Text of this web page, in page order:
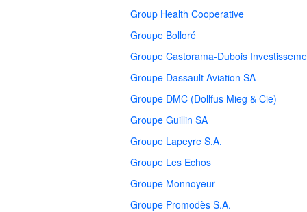
Group Health Cooperative
Groupe Bolloré
Groupe Castorama-Dubois
Groupe Dassault Aviation SA
Groupe DMC (Dollfus Mieg & Cie)
Groupe Guillin SA
Groupe Lapeyre S.A.
Groupe Les Echos
Groupe Monnoyeur
Groupe Promodès S.A.